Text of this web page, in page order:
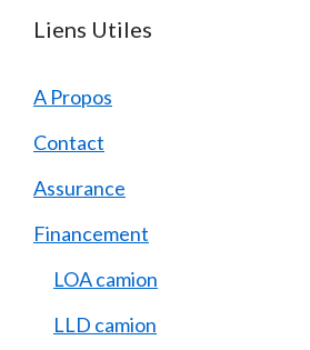
Liens Utiles
A Propos
Contact
Assurance
Financement
LOA camion
LLD camion